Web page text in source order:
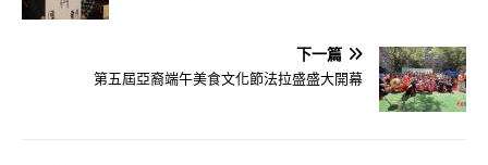
下一篇
第五屆亞裔端午美食文化節法拉盛盛大開幕